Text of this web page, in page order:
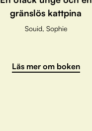
gränslös kattpina
Souid, Sophie
Läs mer om boken